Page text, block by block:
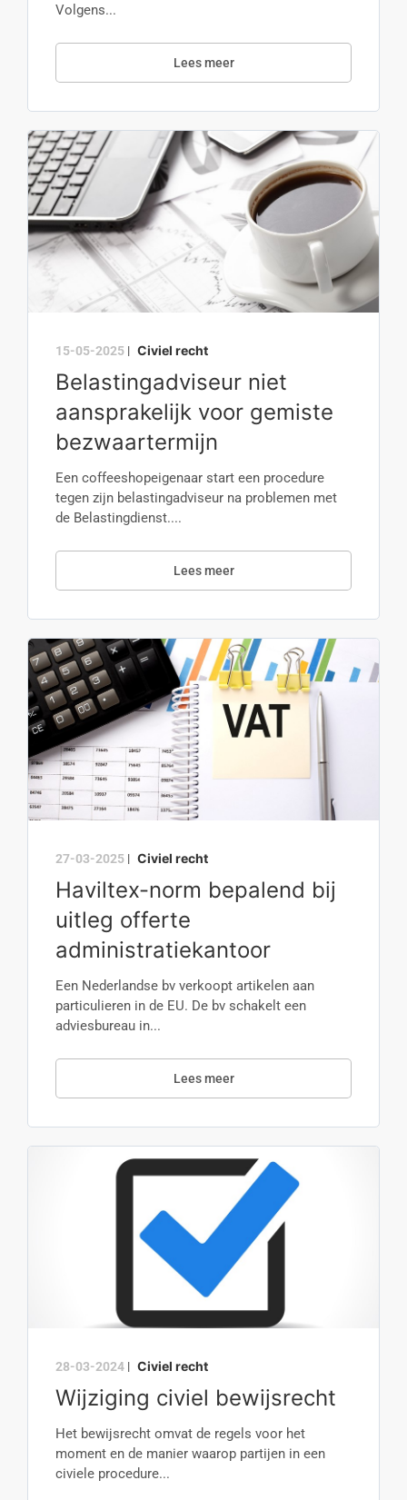
Volgens...
Lees meer
15-05-2025 | Civiel recht
Belastingadviseur niet
aansprakelijk voor gemiste
bezwaartermijn
Een coffeeshopeigenaar start een procedure
tegen zijn belastingadviseur na problemen met
de Belastingdienst....
Lees meer
27-03-2025 | Civiel recht
Haviltex-norm bepalend bij
uitleg offerte
administratiekantoor
Een Nederlandse bv verkoopt artikelen aan
particulieren in de EU. De bv schakelt een
adviesbureau in...
Lees meer
28-03-2024 | Civiel recht
Wijziging civiel bewijsrecht
Het bewijsrecht omvat de regels voor het
moment en de manier waarop partijen in een
civiele procedure...